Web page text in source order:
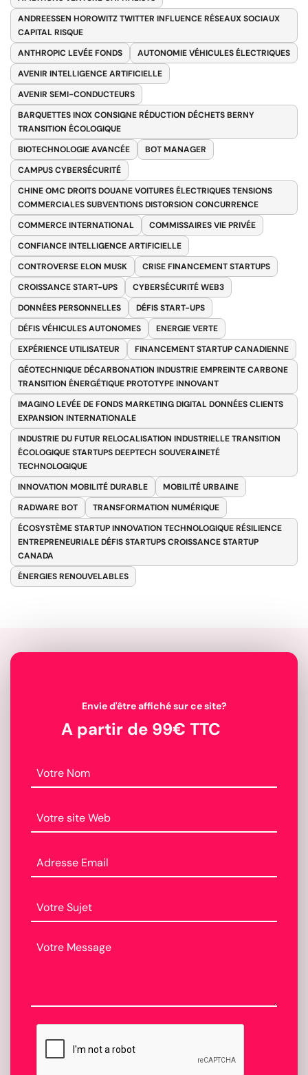
ANDREESSEN HOROWITZ TWITTER INFLUENCE RÉSEAUX SOCIAUX
CAPITAL RISQUE
ANTHROPIC LEVÉE FONDS
AUTONOMIE VÉHICULES ÉLECTRIQUES
AVENIR INTELLIGENCE ARTIFICIELLE
AVENIR SEMI-CONDUCTEURS
BARQUETTES INOX CONSIGNE RÉDUCTION DÉCHETS BERNY
TRANSITION ÉCOLOGIQUE
BIOTECHNOLOGIE AVANCÉE
BOT MANAGER
CAMPUS CYBERSÉCURITÉ
CHINE OMC DROITS DOUANE VOITURES ÉLECTRIQUES TENSIONS
COMMERCIALES SUBVENTIONS DISTORSION CONCURRENCE
COMMERCE INTERNATIONAL
COMMISSAIRES VIE PRIVÉE
CONFIANCE INTELLIGENCE ARTIFICIELLE
CONTROVERSE ELON MUSK
CRISE FINANCEMENT STARTUPS
CROISSANCE START-UPS
CYBERSÉCURITÉ WEB3
DONNÉES PERSONNELLES
DÉFIS START-UPS
DÉFIS VÉHICULES AUTONOMES
ENERGIE VERTE
EXPÉRIENCE UTILISATEUR
FINANCEMENT STARTUP CANADIENNE
GÉOTECHNIQUE DÉCARBONATION INDUSTRIE EMPREINTE CARBONE
TRANSITION ÉNERGÉTIQUE PROTOTYPE INNOVANT
IMAGINO LEVÉE DE FONDS MARKETING DIGITAL DONNÉES CLIENTS
EXPANSION INTERNATIONALE
INDUSTRIE DU FUTUR RELOCALISATION INDUSTRIELLE TRANSITION
ÉCOLOGIQUE STARTUPS DEEPTECH SOUVERAINETÉ
TECHNOLOGIQUE
INNOVATION MOBILITÉ DURABLE
MOBILITÉ URBAINE
RADWARE BOT
TRANSFORMATION NUMÉRIQUE
ÉCOSYSTÈME STARTUP INNOVATION TECHNOLOGIQUE RÉSILIENCE
ENTREPRENEURIALE DÉFIS STARTUPS CROISSANCE STARTUP
CANADA
ÉNERGIES RENOUVELABLES
Envie d'être affiché sur ce site?
A partir de 99€ TTC